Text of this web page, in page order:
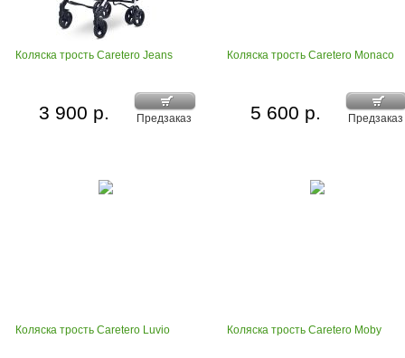
Коляска трость Caretero Jeans
Предзаказ
3 900 р.
Коляска трость Caretero Monaco
Предзаказ
5 600 р.
Коляска трость Caretero Luvio Коляска трость Caretero Moby